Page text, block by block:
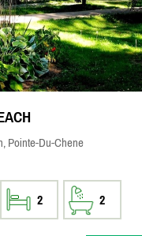
Pointe-Du-Chene
2 2